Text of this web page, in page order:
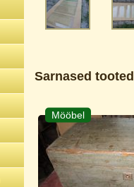
Sarnased tooted
Mööbel